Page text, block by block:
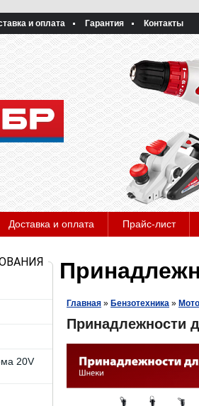
и оплата Гарантия Контакты
Доставка и оплата Прайс-лист
20V
Главная » Бензотехника »
Принадлежности